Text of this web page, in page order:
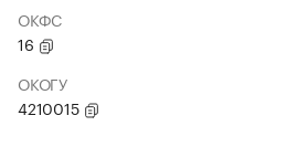
ОКФС
16
ОКОГУ
4210015